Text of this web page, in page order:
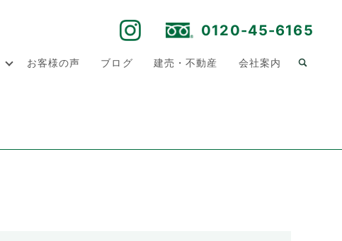
0120-45-6165
お客様の声 ブログ 建売・不動産 会社案内